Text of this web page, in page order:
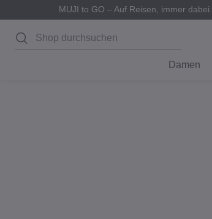
MUJI to GO – Auf Reisen, immer dabei.
Suchen
Damen